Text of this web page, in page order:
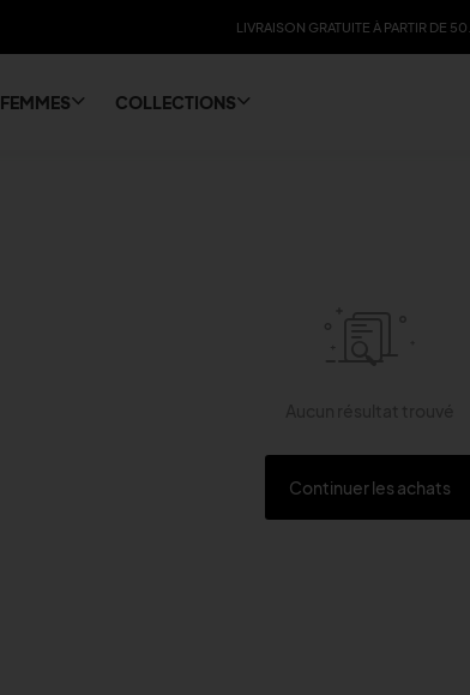
LIVRAISON GRATUITE À PARTIR DE
FEMMES COLLECTIONS
Continuer les achats